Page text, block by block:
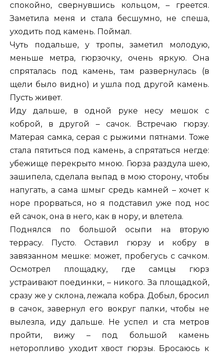
спокойно, свернувшись кольцом, – греется.
Заметила меня и стала бесшумно, не спеша,
уходить под камень. Поймал.
Чуть подальше, у тропы, заметил молодую,
меньше метра, гюрзочку, очень яркую. Она
спряталась под камень, там развернулась (в
щели было видно) и ушла под другой камень.
Пусть живет.
Иду дальше, в одной руке несу мешок с
коброй, в другой – сачок. Встречаю гюрзу.
Матерая самка, серая с рыжими пятнами. Тоже
стала пятиться под камень, а спрятаться негде:
убежище перекрыто мною. Гюрза раздула шею,
зашипела, сделала выпад в мою сторону, чтобы
напугать, а сама шмыг средь камней – хочет к
норе прорваться, но я подставил уже под нос
ей сачок, она в него, как в нору, и влетела.
Поднялся по большой осыпи на вторую
террасу. Пусто. Оставил гюрзу и кобру в
завязанном мешке: может, пробегусь с сачком.
Осмотрел площадку, где самцы гюрз
устраивают поединки, – никого. За площадкой,
сразу же у склона, лежала кобра. Добыл, бросил
в сачок, завернул его вокруг палки, чтобы не
вылезла, иду дальше. Не успел и ста метров
пройти, вижу – под большой камень
неторопливо уходит хвост гюрзы. Бросаюсь к